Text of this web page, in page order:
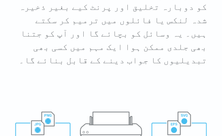
کو دوبارہ تخلیق اور پرنٹ کیے بغیر ذخیرہ
شدہ لنکس یا فائلوں میں ترمیم کر سکتے
ہیں۔ یہ وسائل کو بچائے گا اور آپ کو جتنا
بھی جلدی ممکن ہوا ایک مہم میں کسی بھی
تبدیلیوں کا جواب دینے کے قابل بنائے گا۔